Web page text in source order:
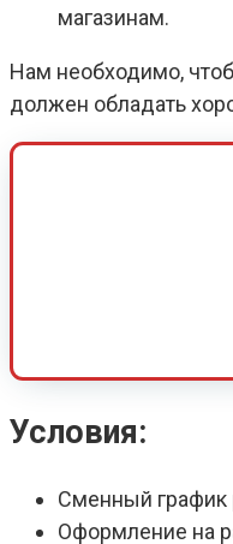
магазинам.
Нам необходимо,
должен обладать
Условия:
Сменный
Оформление на